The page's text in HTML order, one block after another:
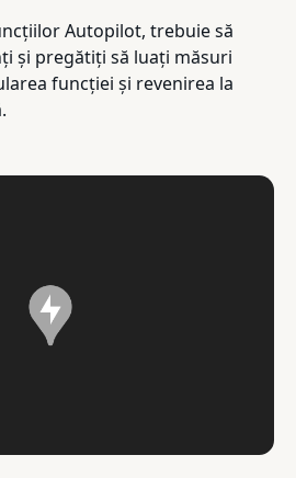
Autopilot, trebuie să
și pregătiți să luați măsuri
funcției și revenirea la